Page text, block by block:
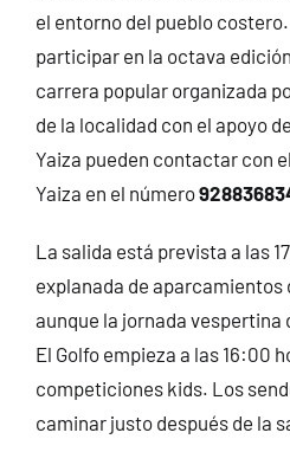
el entorno del pueblo
participar en la octava
carrera popular organizada
de la localidad con el apoyo
Yaiza pueden contactar con
Yaiza en el número
La salida está prevista a las
explanada de aparcamientos
aunque la jornada vespertina
El Golfo empieza a las 16:00
competiciones kids. Los
caminar justo después de la